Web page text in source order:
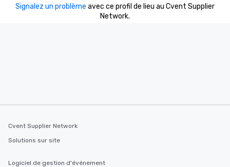
Signalez un problème avec ce profil de lieu au Cvent Supplier
Network.
Cvent Supplier Network
Solutions sur site
Logiciel de gestion d'événement